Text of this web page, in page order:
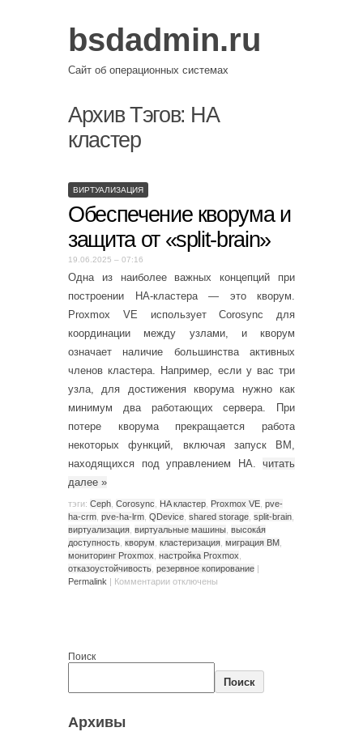
bsdadmin.ru
Сайт об операционных системах
Архив Тэгов: HA
кластер
ВИРТУАЛИЗАЦИЯ
Обеспечение кворума и
защита от «split-brain»
19.06.2025 – 07:16
Одна из наиболее важных концепций при
построении HA-кластера — это кворум.
Proxmox VE использует Corosync для
координации между узлами, и кворум
означает наличие большинства активных
членов кластера. Например, если у вас три
узла, для достижения кворума нужно как
минимум два работающих сервера. При
потере кворума прекращается работа
некоторых функций, включая запуск ВМ,
находящихся под управлением HA. читать
далее »
тэги: Ceph Corosync HA кластер Proxmox VE pve-
ha-crm pve-ha-lrm QDevice shared storage split-brain
виртуализация виртуальные машины высока́я
доступность кворум кластеризация миграция ВМ
мониторинг Proxmox настройка Proxmox
отказоустойчивость резервное копирование |
Permalink | Комментарии отключены
Поиск
Поиск
Архивы